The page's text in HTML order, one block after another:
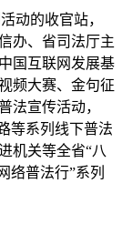
动的收官站，
办、省司法厅主
国互联网发展基
频大赛、金句征
法宣传活动，
等系列线下普法
机关等全省“八
络普法行”系列